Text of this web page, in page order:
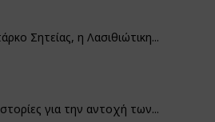
Σητείας, η Λασιθιώτικη...
για την αντοχή των...